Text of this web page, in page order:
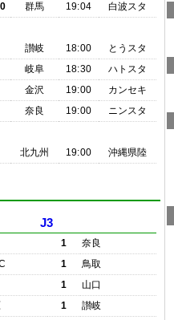
群馬 19:04
白波スタ
讃岐 18:00
とうスタ
岐阜 18:30
ハトスタ
金沢 19:00
カンセキ
奈良 19:00
ニンスタ
北九州 19:00 沖縄県陸
J3
1
奈良
1
鳥取
1
山口
1
讃岐